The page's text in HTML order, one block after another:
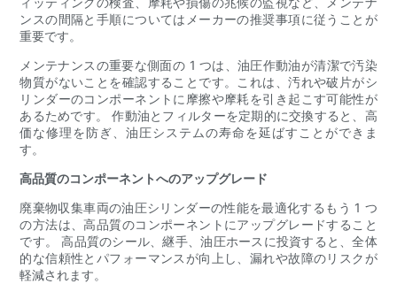
ンスの間隔と手順についてはメーカーの推奨事項に従うことが
重要です。
メンテナンスの重要な側面の 1 つは、油圧作動油が清潔で汚染
物質がないことを確認することです。これは、汚れや破片がシ
リンダーのコンポーネントに摩擦や摩耗を引き起こす可能性が
あるためです。 作動油とフィルターを定期的に交換すると、高
価な修理を防ぎ、油圧システムの寿命を延ばすことができま
す。
高品質のコンポーネントへのアップグレード
廃棄物収集車両の油圧シリンダーの性能を最適化するもう 1 つ
の方法は、高品質のコンポーネントにアップグレードすること
です。 高品質のシール、継手、油圧ホースに投資すると、全体
的な信頼性とパフォーマンスが向上し、漏れや故障のリスクが
軽減されます。